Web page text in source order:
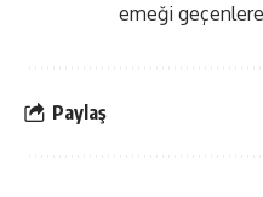
emeği
Paylaş